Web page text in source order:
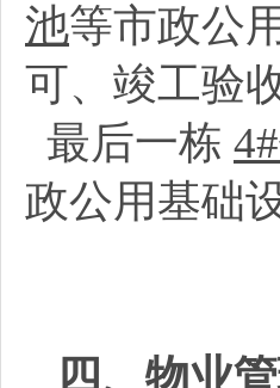
池等市政公
可、竣工验收
最后一栋
政公用基础
四、物业